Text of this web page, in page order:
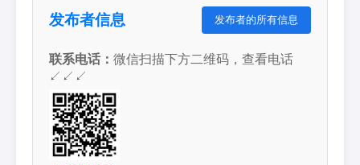
发布者信息 发布者的所有信息
联系电话： 微信扫描下方二维码，查看电话
↙↙↙